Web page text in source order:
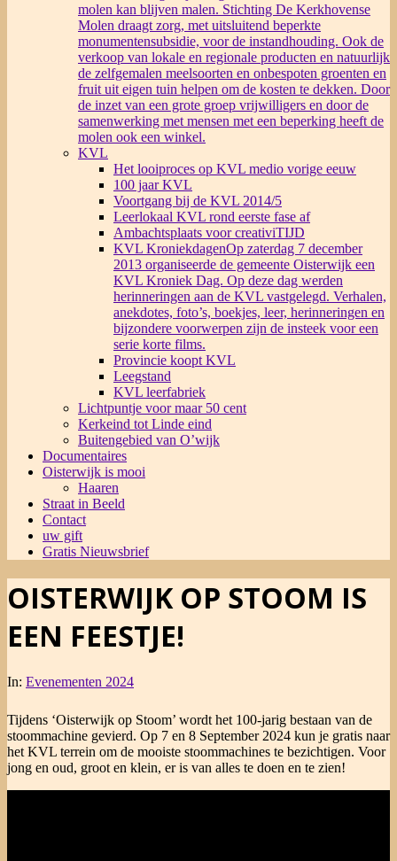
molen kan blijven malen. Stichting De Kerkhovense
Molen draagt zorg, met uitsluitend beperkte
monumentensubsidie, voor de instandhouding. Ook de
verkoop van lokale en regionale producten en natuurlijk
de zelfgemalen meelsoorten en onbespoten groenten en
fruit uit eigen tuin helpen om de kosten te dekken. Door
de inzet van een grote groep vrijwilligers en door de
samenwerking met mensen met een beperking heeft de
molen ook een winkel.
KVL
Het looiproces op KVL medio vorige eeuw
100 jaar KVL
Voortgang bij de KVL 2014/5
Leerlokaal KVL rond eerste fase af
Ambachtsplaats voor creativiTIJD
KVL KroniekdagenOp zaterdag 7 december
2013 organiseerde de gemeente Oisterwijk een
KVL Kroniek Dag. Op deze dag werden
herinneringen aan de KVL vastgelegd. Verhalen,
anekdotes, foto’s, boekjes, leer, herinneringen en
bijzondere voorwerpen zijn de insteek voor een
serie korte films.
Provincie koopt KVL
Leegstand
KVL leerfabriek
Lichtpuntje voor maar 50 cent
Kerkeind tot Linde eind
Buitengebied van O’wijk
Documentaires
Oisterwijk is mooi
Haaren
Straat in Beeld
Contact
uw gift
Gratis Nieuwsbrief
OISTERWIJK OP STOOM IS
EEN FEESTJE!
In: Evenementen 2024
Tijdens ‘Oisterwijk op Stoom’ wordt het 100-jarig bestaan van de
stoommachine gevierd. Op 7 en 8 September 2024 kun je gratis naar
het KVL terrein om de mooiste stoommachines te bezichtigen. Voor
jong en oud, groot en klein, er is van alles te doen en te zien!